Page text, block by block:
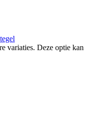
variaties. Deze optie kan